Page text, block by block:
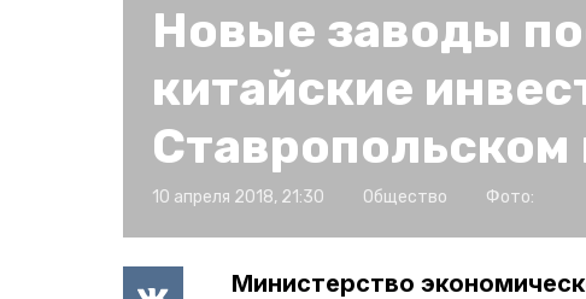
Новые заводы
китайские
Ставропольском
10 апреля 2018, 21:30 Общество Фото:
Министерство